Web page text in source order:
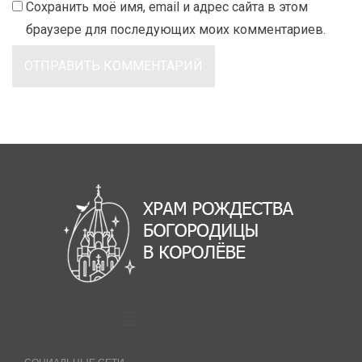
Сохранить моё имя, email и адрес сайта в этом
браузере для последующих моих комментариев.